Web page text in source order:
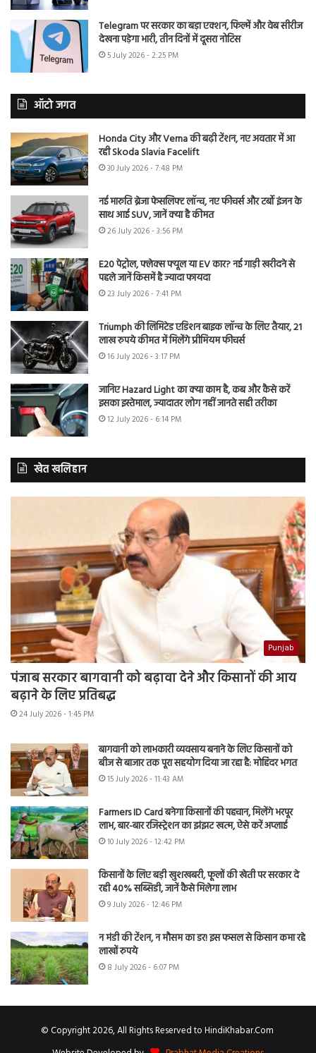
Telegram पर सरकार का बड़ा एक्शन, फिल्में और वेब सीरीज
देखना पड़ेगा भारी, तीन दिनों में दूसरा नोटिस
5 July 2026 - 2:25 PM
ऑटो जगत
Honda City और Verna की बढ़ी टेंशन, नए अवतार में आ
रही Skoda Slavia Facelift
30 July 2026 - 7:48 PM
नई मारुति ब्रेजा फेसलिफ्ट लॉन्च, नए फीचर्स और टर्बो इंजन के
साथ आई SUV, जानें क्या है कीमत
26 July 2026 - 3:56 PM
E20 पेट्रोल, फ्लेक्स फ्यूल या EV कार? नई गाड़ी खरीदने से
पहले जानें किसमें है ज्यादा फायदा
23 July 2026 - 7:41 PM
Triumph की लिमिटेड एडिशन बाइक लॉन्च के लिए तैयार, 21
लाख रुपये कीमत में मिलेंगे प्रीमियम फीचर्स
16 July 2026 - 3:17 PM
जानिए Hazard Light का क्या काम है, कब और कैसे करें
इसका इस्तेमाल, ज्यादातर लोग नहीं जानते सही तरीका
12 July 2026 - 6:14 PM
खेत खलिहान
Punjab
पंजाब सरकार बागवानी को बढ़ावा देने और किसानों की आय
बढ़ाने के लिए प्रतिबद्ध
24 July 2026 - 1:45 PM
बागवानी को लाभकारी व्यवसाय बनाने के लिए किसानों को
बीज से बाजार तक पूरा सहयोग दिया जा रहा है: मोहिंदर भगत
15 July 2026 - 11:43 AM
Farmers ID Card बनेगा किसानों की पहचान, मिलेंगे भरपूर
लाभ, बार-बार रजिस्ट्रेशन का झंझट खत्म, ऐसे करें अप्लाई
10 July 2026 - 12:42 PM
किसानों के लिए बड़ी खुशखबरी, फूलों की खेती पर सरकार दे
रही 40% सब्सिडी, जानें कैसे मिलेगा लाभ
9 July 2026 - 12:46 PM
न मंडी की टेंशन, न मौसम का डर! इस फसल से किसान कमा रहे
लाखों रुपये
8 July 2026 - 6:07 PM
© Copyright 2026, All Rights Reserved to HindiKhabar.Com